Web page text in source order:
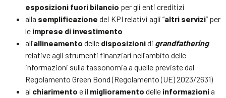
esposizioni fuori bilancio per gli enti creditizi
alla semplificazione dei KPI relativi agli “altri servizi” per
le imprese di investimento
all’allineamento delle disposizionidi grandfathering
relative agli strumenti finanziari nell’ambito delle
informazioni sulla tassonomia a quelle previste dal
Regolamento Green Bond (Regolamento (UE) 2023/2631)
al chiarimento e il miglioramento delle informazionia